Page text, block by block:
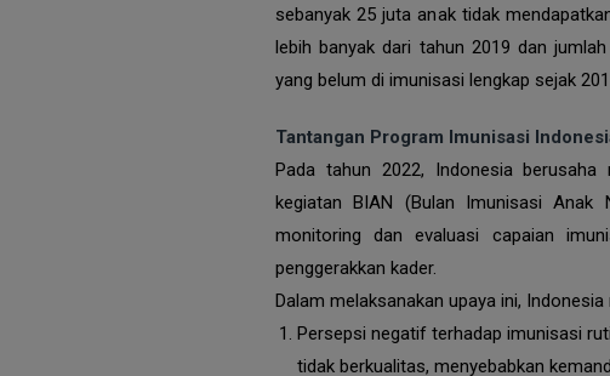
sebanyak 25 juta anak tidak
lebih banyak dari tahun 2019 dan
yang belum di imunisasi lengkap sejak
Tantangan Program Imunisasi
Pada tahun 2022, Indonesia
kegiatan BIAN (Bulan Imunisasi Anak
monitoring dan evaluasi capaian
penggerakkan kader.
Dalam melaksanakan upaya ini,
Persepsi negatif terhadap imunisasi
tidak berkualitas, menyebabkan